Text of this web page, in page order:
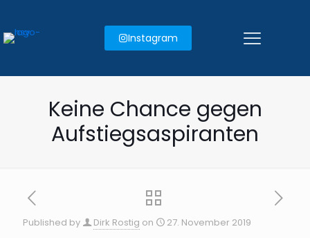
Instagram
Keine Chance gegen
Aufstiegsaspiranten
Published by Dirk Rostig on 27. November 2019